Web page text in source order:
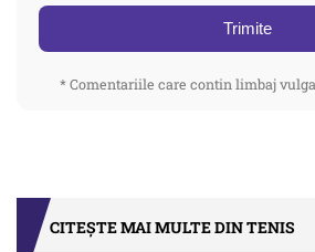
Trimite
* Comentariile care contin limbaj
CITEȘTE MAI MULTE DIN TENIS